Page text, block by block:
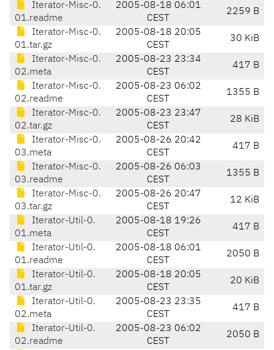
Iterator-Misc-0.
01.readme
2005-08-18 06:01
CEST
2259 B
Iterator-Misc-0.
01.tar.gz
2005-08-18 20:05
CEST
30 KiB
Iterator-Misc-0.
02.meta
2005-08-23 23:34
CEST
417 B
Iterator-Misc-0.
02.readme
2005-08-23 06:02
CEST
1355 B
Iterator-Misc-0.
02.tar.gz
2005-08-23 23:47
CEST
28 KiB
Iterator-Misc-0.
03.meta
2005-08-26 20:42
CEST
417 B
Iterator-Misc-0.
03.readme
2005-08-26 06:03
CEST
1355 B
Iterator-Misc-0.
03.tar.gz
2005-08-26 20:47
CEST
12 KiB
Iterator-Util-0.
01.meta
2005-08-18 19:26
CEST
417 B
Iterator-Util-0.
01.readme
2005-08-18 06:01
CEST
2050 B
Iterator-Util-0.
01.tar.gz
2005-08-18 20:05
CEST
20 KiB
Iterator-Util-0.
02.meta
2005-08-23 23:35
CEST
417 B
Iterator-Util-0.
02.readme
2005-08-23 06:02
CEST
2050 B